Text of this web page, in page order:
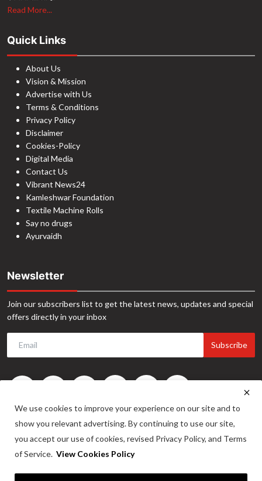
Read More...
Quick Links
About Us
Vision & Mission
Advertise with Us
Terms & Conditions
Privacy Policy
Disclaimer
Cookies-Policy
Digital Media
Contact Us
Vibrant News24
Kamleshwar Foundation
Textile Machine Rolls
Say no drugs
Ayurvaidh
Newsletter
Join our subscribers list to get the latest news, updates and special
offers directly in your inbox
Subscribe
We use cookies to improve your experience on our site and to
show you relevant advertising. By continuing to use our site,
you accept our use of cookies, revised Privacy Policy, and Terms
of Service. View Cookies Policy